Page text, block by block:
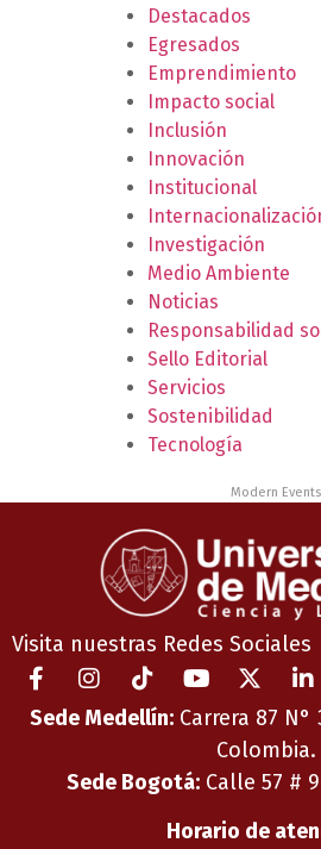
Destacados
Egresados
Emprendimiento
Impacto social
Inclusión
Innovación
Institucional
Investigación
Medio Ambiente
Noticias
Responsabilidad
Sello Editorial
Servicios
Sostenibilidad
Tecnología
Modern
Visita nuestras Redes Sociales
Sede Medellín: Carrera 87
Colombia.
Sede Bogotá:Calle 57 #
Horario de